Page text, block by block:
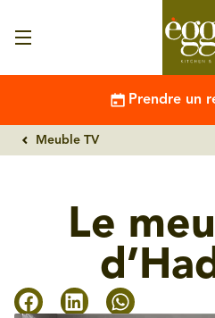
Prendre un
Meuble TV
Le